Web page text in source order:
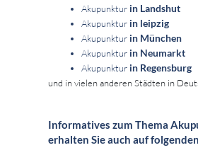
Akupunktur in Landshut
Akupunktur in leipzig
Akupunktur in München
Akupunktur in Neumarkt
Akupunktur in Regensburg
und in vielen anderen Städten in
Informatives zum Thema
erhalten Sie auch auf